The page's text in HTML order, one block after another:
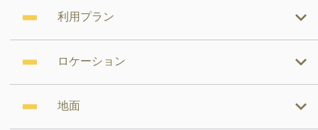
利用プラン
ロケーション
地面